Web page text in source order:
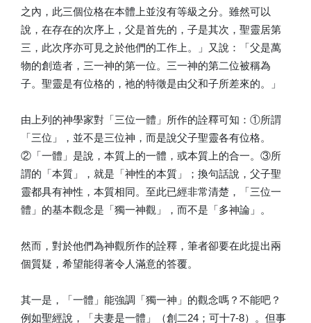
之內，此三個位格在本體上並沒有等級之分。雖然可以
說，在存在的次序上，父是首先的，子是其次，聖靈居第
三，此次序亦可見之於他們的工作上。」又說：「父是萬
物的創造者，三一神的第一位。三一神的第二位被稱為
子。聖靈是有位格的，祂的特徵是由父和子所差來的。」
由上列的神學家對「三位一體」所作的詮釋可知：①所謂
「三位」，並不是三位神，而是說父子聖靈各有位格。
②「一體」是說，本質上的一體，或本質上的合一。③所
謂的「本質」，就是「神性的本質」；換句話說，父子聖
靈都具有神性，本質相同。至此已經非常清楚，「三位一
體」的基本觀念是「獨一神觀」，而不是「多神論」。
然而，對於他們為神觀所作的詮釋，筆者卻要在此提出兩
個質疑，希望能得著令人滿意的答覆。
其一是，「一體」能強調「獨一神」的觀念嗎？不能吧？
例如聖經說，「夫妻是一體」（創二24；可十7-8）。但事